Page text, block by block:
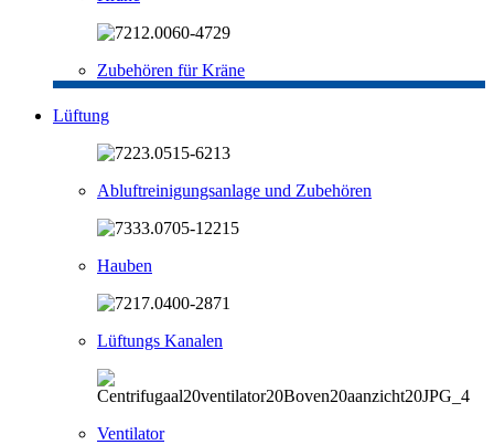
Zubehören für Kräne
Lüftung
Abluftreinigungsanlage und Zubehören
Hauben
Lüftungs Kanalen
Ventilator